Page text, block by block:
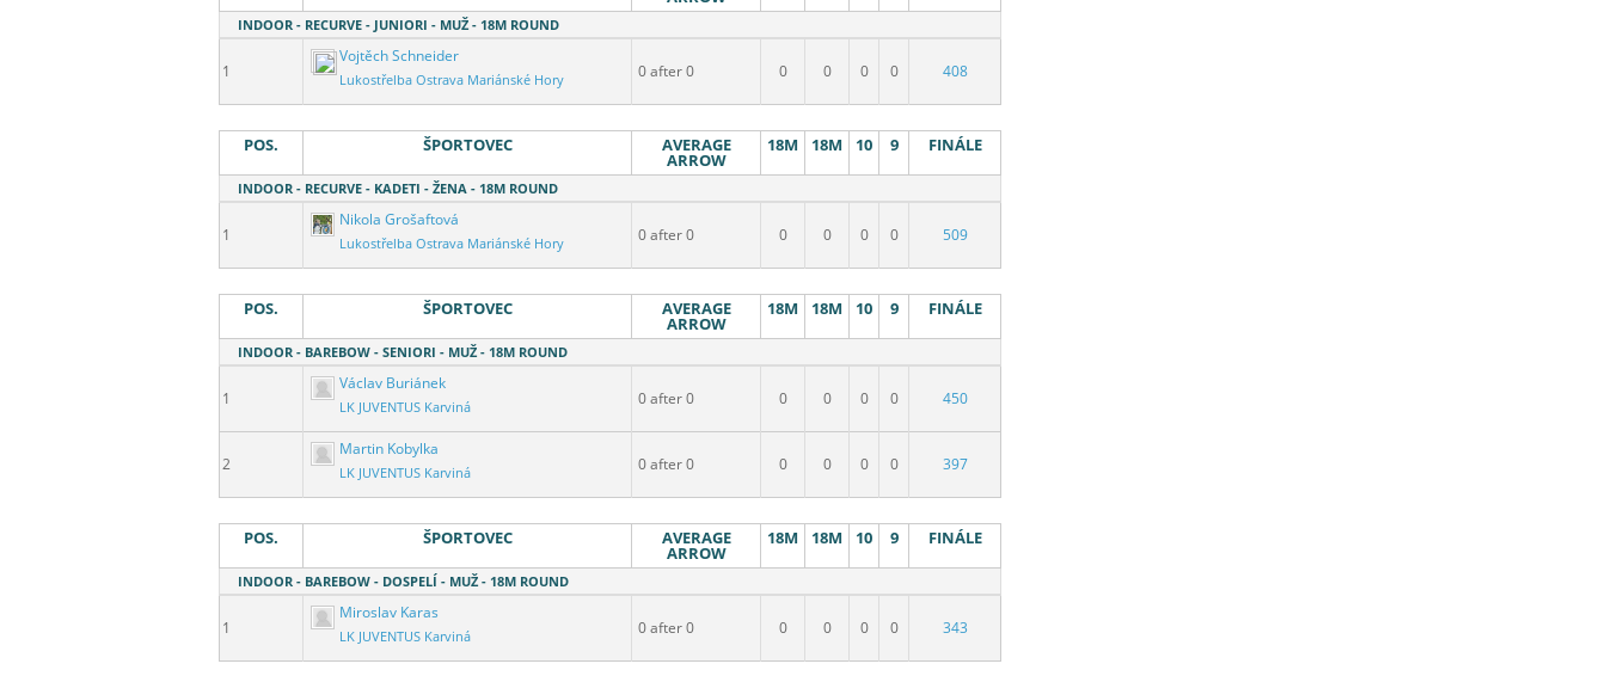
INDOOR - RECURVE - JUNIORI - MUŽ - 18M ROUND
1
Vojtěch Schneider
Lukostřelba Ostrava Mariánské Hory 0 after 0 0 0 0 0 408
POS. ŠPORTOVEC AVERAGE
ARROW
18M 18M 10 9 FINÁLE
INDOOR - RECURVE - KADETI - ŽENA - 18M ROUND
1
Nikola Grošaftová
Lukostřelba Ostrava Mariánské Hory 0 after 0 0 0 0 0 509
POS. ŠPORTOVEC AVERAGE
ARROW
18M 18M 10 9 FINÁLE
INDOOR - BAREBOW - SENIORI - MUŽ - 18M ROUND
1
Václav Buriánek
LK JUVENTUS Karviná 0 after 0 0 0 0 0 450
2
Martin Kobylka
LK JUVENTUS Karviná 0 after 0 0 0 0 0 397
POS. ŠPORTOVEC AVERAGE
ARROW
18M 18M 10 9 FINÁLE
INDOOR - BAREBOW - DOSPELÍ - MUŽ - 18M ROUND
1
Miroslav Karas
LK JUVENTUS Karviná 0 after 0 0 0 0 0 343